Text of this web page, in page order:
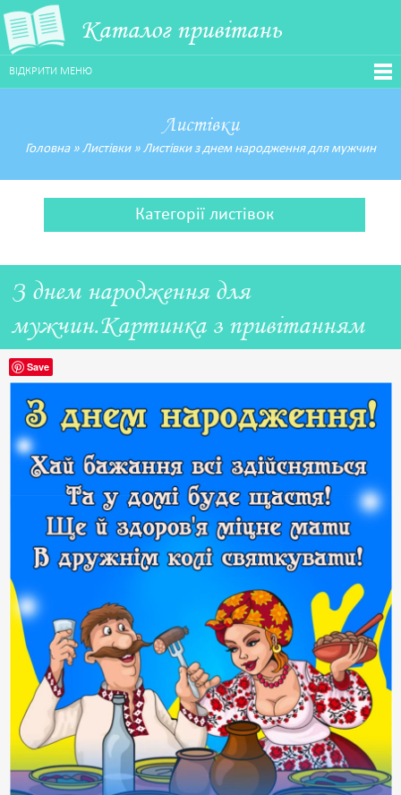
Каталог привітань
ВІДКРИТИ МЕНЮ
Листівки
Головна» Листівки» Листівки з днем народження для мужчин
Категорії листівок
З днем народження для
мужчин.Картинка з привітанням
Save